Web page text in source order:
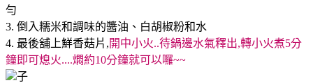
勻
3. 倒入糯米和調味的醬油、白胡椒粉和水
4. 最後舖上鮮香菇片,開中小火..待鍋邊水氣釋出,轉小火煮5分
鐘即可熄火....燜約10分鐘就可以囉~~
子